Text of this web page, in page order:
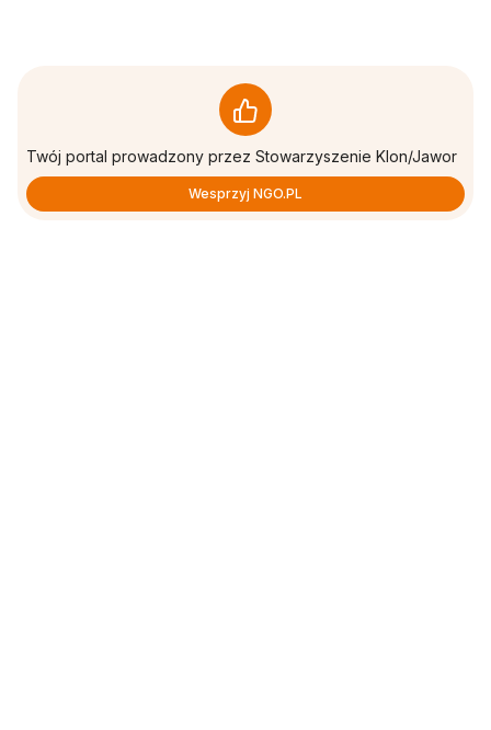
Twój portal prowadzony przez Stowarzyszenie Klon/Jawor
Wesprzyj NGO.PL